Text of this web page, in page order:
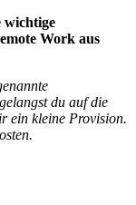
wichtige
Work aus
du auf die
ein kleine Provision.